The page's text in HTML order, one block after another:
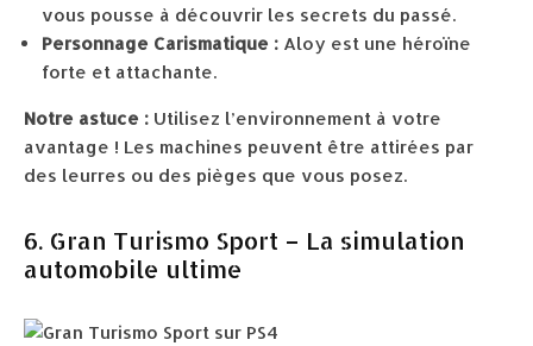
vous pousse à découvrir les secrets du passé.
Personnage Carismatique : Aloy est une héroïne
forte et attachante.
Notre astuce : Utilisez l’environnement à votre
avantage ! Les machines peuvent être attirées par
des leurres ou des pièges que vous posez.
6. Gran Turismo Sport – La simulation
automobile ultime